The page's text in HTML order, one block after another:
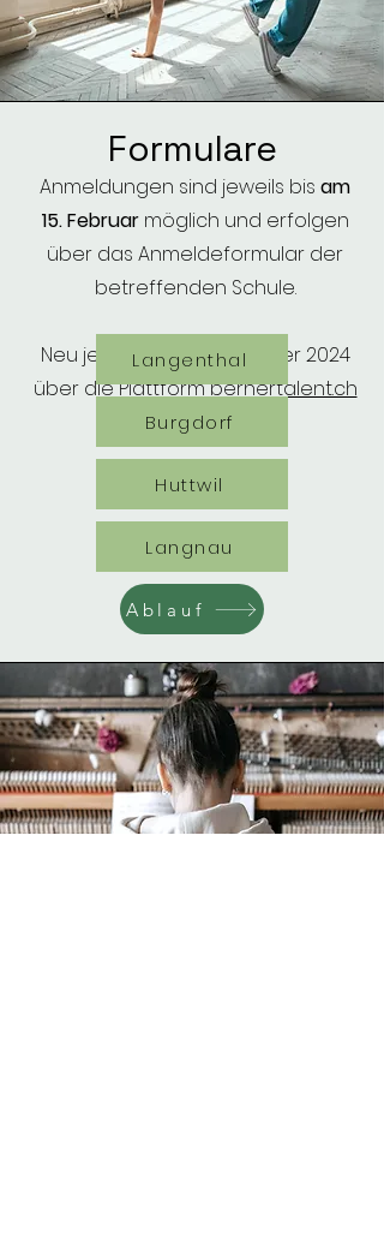
Formulare
Anmeldungen sind jeweils bis am
15. Februarmöglich und erfolgen
über das Anmeldeformular der
betreffenden Schule.
Neu jetzt auch ab 1. Oktober 2024
über die Plattformbernertalent.ch
Langenthal
Burgdorf
Huttwil
Langnau
Ablauf